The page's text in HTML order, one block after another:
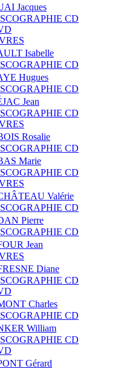
Jacques
CD
Isabelle
CD
Hugues
CD
Jean
CD
Rosalie
CD
Marie
CD
Valérie
CD
Pierre
CD
Jean
Diane
CD
Charles
CD
William
CD
Gérard